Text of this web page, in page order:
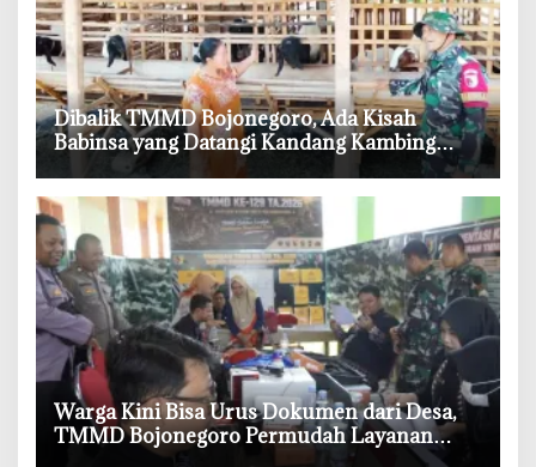
‎Dibalik TMMD Bojonegoro, Ada Kisah
Babinsa yang Datangi Kandang Kambing
Demi Dengar Keluh Warga
‎Warga Kini Bisa Urus Dokumen dari Desa,
TMMD Bojonegoro Permudah Layanan
Adminduk